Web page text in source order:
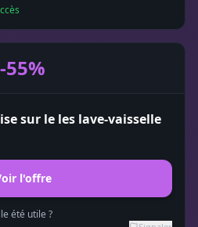
-55%
sur le les lave-vaisselle
l'offre
été utile ?